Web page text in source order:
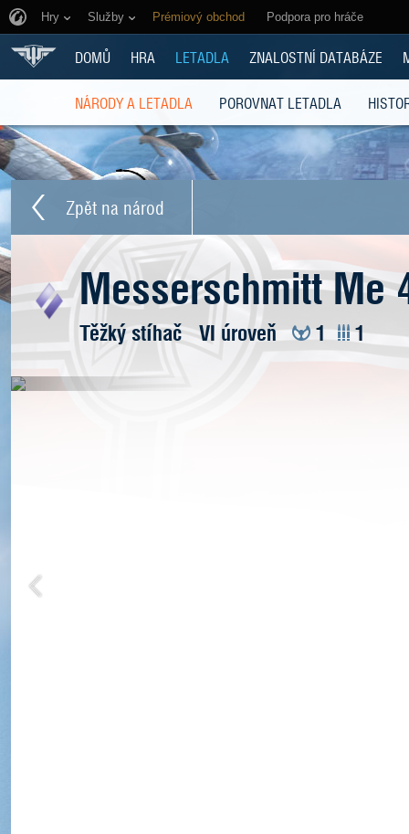
Hry Služby Prémiový obchod Podpora pro hráče
DOMŮ HRA LETADLA ZNALOSTNÍ DATABÁZE
NÁRODY A LETADLA POROVNAT LETADLA
Zpět na národ
Messerschmitt Me
Těžký stíhač VI úroveň 1 1